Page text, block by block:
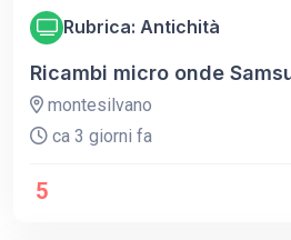
Rubrica: Antichità
Ricambi micro onde
montesilvano
ca 3 giorni fa
5